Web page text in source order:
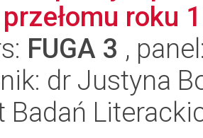
roku
FUGA 3 ,
dr Justyna
Badań